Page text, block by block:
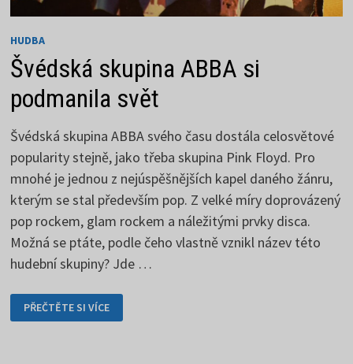
HUDBA
Švédská skupina ABBA si
podmanila svět
Švédská skupina ABBA svého času dostála celosvětové
popularity stejně, jako třeba skupina Pink Floyd. Pro
mnohé je jednou z nejúspěšnějších kapel daného žánru,
kterým se stal především pop. Z velké míry doprovázený
pop rockem, glam rockem a náležitými prvky disca.
Možná se ptáte, podle čeho vlastně vznikl název této
hudební skupiny? Jde …
ŠVÉDSKÁ
SKUPINA
ABBA
PŘEČTĚTE SI VÍCE